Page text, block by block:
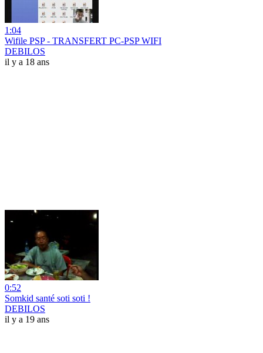
1:04
Wifile PSP - TRANSFERT PC-PSP WIFI
DEBILOS
il y a 18 ans
0:52
Somkid santé soti soti !
DEBILOS
il y a 19 ans